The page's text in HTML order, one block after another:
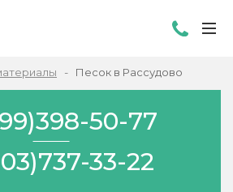
Песок в Рассудово
50-77
33-22